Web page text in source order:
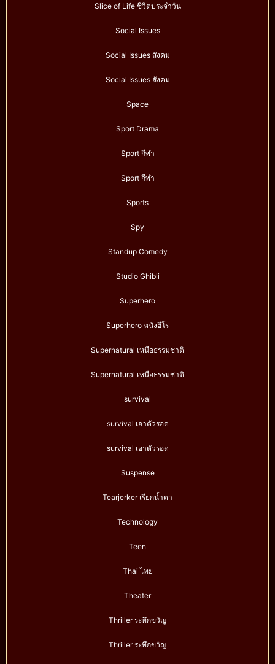
Slice of Life ชีวิตประจำวัน
Social Issues
Social Issues สังคม
Social Issues สังคม
Space
Sport Drama
Sport กีฬา
Sport กีฬา
Sports
Spy
Standup Comedy
Studio Ghibli
Superhero
Superhero หนังฮีโร่
Supernatural เหนือธรรมชาติ
Supernatural เหนือธรรมชาติ
survival
survival เอาตัวรอด
survival เอาตัวรอด
Suspense
Tearjerker เรียกน้ำตา
Technology
Teen
Thai ไทย
Theater
Thriller ระทึกขวัญ
Thriller ระทึกขวัญ